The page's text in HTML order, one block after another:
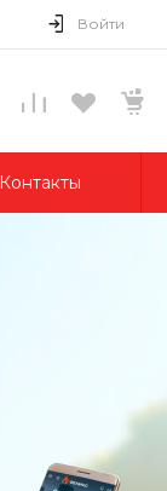
Войти
Контакты